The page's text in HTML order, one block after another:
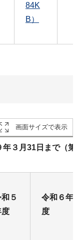
84K
B）
画面サイズで表示
年３月31日まで（
５
度
令和６年
度